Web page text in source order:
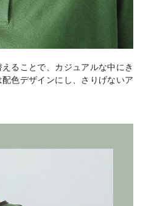
ることで、カジュアルな中にき
色デザインにし、さりげないア